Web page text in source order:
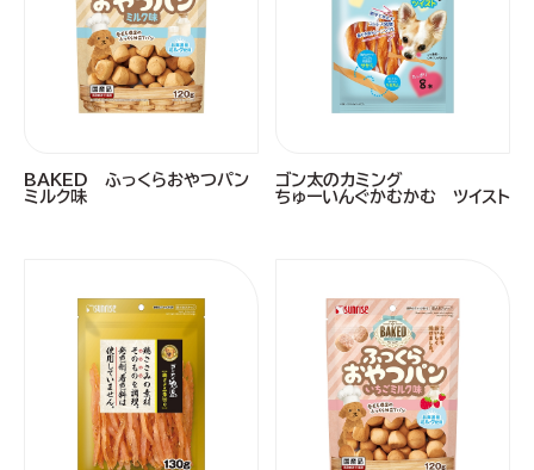
BAKED ふっくらおやつパン
ミルク味
ゴン太のカミング
ちゅーいんぐかむかむ ツイスト